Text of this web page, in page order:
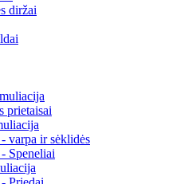
diržai
prietaisai
varpa ir sėklidės
Speneliai